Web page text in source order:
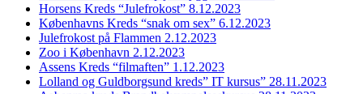
Horsens Kreds “Julefrokost” 8.12.2023
Københavns Kreds “snak om sex” 6.12.2023
Julefrokost på Flammen 2.12.2023
Zoo i København 2.12.2023
Assens Kreds “filmaften” 1.12.2023
Lolland og Guldborgsund kreds” IT kursus” 28.11.2023